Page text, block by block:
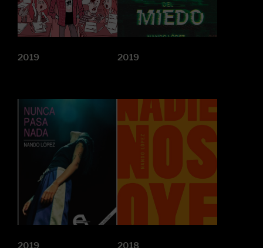
2019 2019
2019 2018